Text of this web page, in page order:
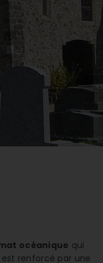
océanique qui
renforcé par une